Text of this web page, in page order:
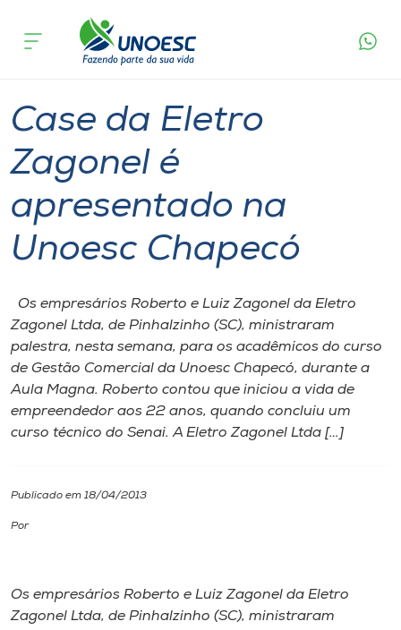
Cursos
Pesquisa
Atendimento ao Estudante
Portal de Ensino
A
Unoesc
Internacionalização
I.nova
Diplomados
CPA
acontece
Case da Eletro
Zagonel é
apresentado na
Unoesc Chapecó
Os empresários Roberto e Luiz Zagonel da Eletro
Zagonel Ltda, de Pinhalzinho (SC), ministraram
palestra, nesta semana, para os acadêmicos do curso
de Gestão Comercial da Unoesc Chapecó, durante a
Aula Magna. Roberto contou que iniciou a vida de
empreendedor aos 22 anos, quando concluiu um
curso técnico do Senai. A Eletro Zagonel Ltda […]
Publicado em 18/04/2013
Por
Os empresários Roberto e Luiz Zagonel da Eletro
Zagonel Ltda, de Pinhalzinho (SC), ministraram